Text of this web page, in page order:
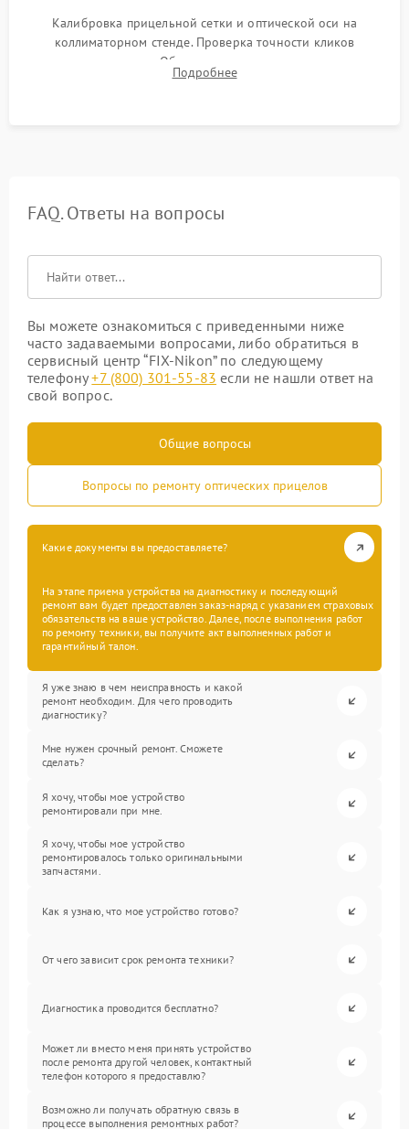
Калибровка прицельной сетки и оптической оси на
коллиматорном стенде. Проверка точности кликов
механизма поправок. Обязательное испытание прицела на
ударном стенде для проверки устойчивости к отдаче и
Подробнее
FAQ. Ответы на вопросы
Вы можете ознакомиться с приведенными ниже
часто задаваемыми вопросами, либо обратиться в
сервисный центр “FIX-Nikon” по следующему
телефону+7 (800) 301-55-83 если не нашли ответ на
свой вопрос.
Общие вопросы
Вопросы по ремонту оптических прицелов
Какие документы вы предоставляете?
На этапе приема устройства на диагностику и последующий
ремонт вам будет предоставлен заказ-наряд с указанием страховых
обязательств на ваше устройство. Далее, после выполнения работ
по ремонту техники, вы получите акт выполненных работ и
гарантийный талон.
Я уже знаю в чем неисправность и какой
ремонт необходим. Для чего проводить
диагностику?
Мне нужен срочный ремонт. Сможете
сделать?
Я хочу, чтобы мое устройство
ремонтировали при мне.
Я хочу, чтобы мое устройство
ремонтировалось только оригинальными
запчастями.
Как я узнаю, что мое устройство готово?
От чего зависит срок ремонта техники?
Диагностика проводится бесплатно?
Может ли вместо меня принять устройство
после ремонта другой человек, контактный
телефон которого я предоставлю?
Возможно ли получать обратную связь в
процессе выполнения ремонтных работ?